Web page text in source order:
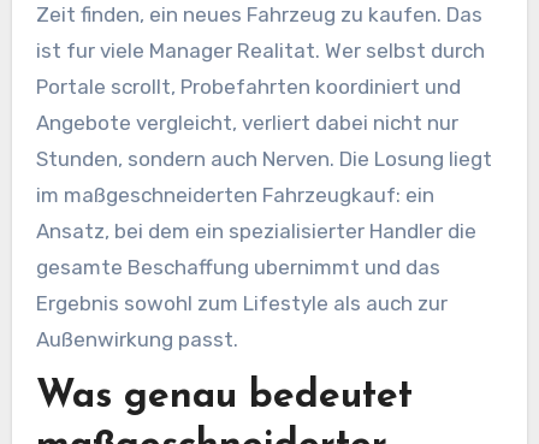
Zeit finden, ein neues Fahrzeug zu kaufen. Das
ist fur viele Manager Realitat. Wer selbst durch
Portale scrollt, Probefahrten koordiniert und
Angebote vergleicht, verliert dabei nicht nur
Stunden, sondern auch Nerven. Die Losung liegt
im maßgeschneiderten Fahrzeugkauf: ein
Ansatz, bei dem ein spezialisierter Handler die
gesamte Beschaffung ubernimmt und das
Ergebnis sowohl zum Lifestyle als auch zur
Außenwirkung passt.
Was genau bedeutet